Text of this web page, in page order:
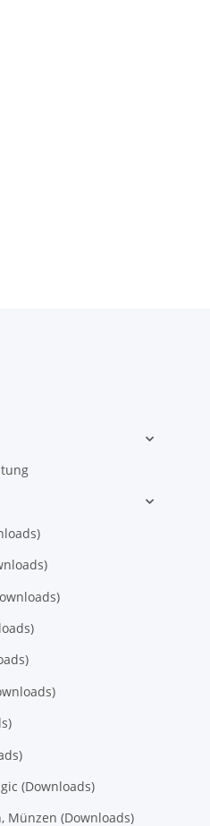
(Downloads)
Münzen (Downloads)